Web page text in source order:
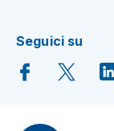
Seguici su